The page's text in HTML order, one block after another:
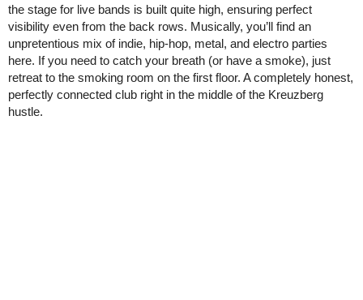
the stage for live bands is built quite high, ensuring perfect
visibility even from the back rows. Musically, you’ll find an
unpretentious mix of indie, hip-hop, metal, and electro parties
here. If you need to catch your breath (or have a smoke), just
retreat to the smoking room on the first floor. A completely honest,
perfectly connected club right in the middle of the Kreuzberg
hustle.